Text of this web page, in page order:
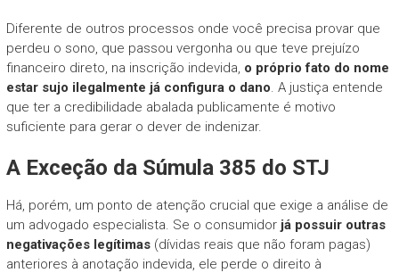
Diferente de outros processos onde você precisa provar que
perdeu o sono, que passou vergonha ou que teve prejuízo
financeiro direto, na inscrição indevida, o próprio fato do nome
estar sujo ilegalmente já configura o dano. A justiça entende
que ter a credibilidade abalada publicamente é motivo
suficiente para gerar o dever de indenizar.
A Exceção da Súmula 385 do STJ
Há, porém, um ponto de atenção crucial que exige a análise de
um advogado especialista. Se o consumidor já possuir outras
negativações legítimas(dívidas reais que não foram pagas)
anteriores à anotação indevida, ele perde o direito à